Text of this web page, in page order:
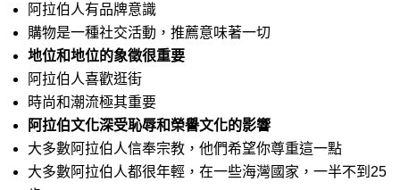
阿拉伯人有品牌意識
購物是一種社交活動，推薦意味著一切
地位和地位的象徵很重要
阿拉伯人喜歡逛街
時尚和潮流極其重要
阿拉伯文化深受恥辱和榮譽文化的影響
大多數阿拉伯人信奉宗教，他們希望你尊重這一點
大多數阿拉伯人都很年輕，在一些海灣國家，一半不到25